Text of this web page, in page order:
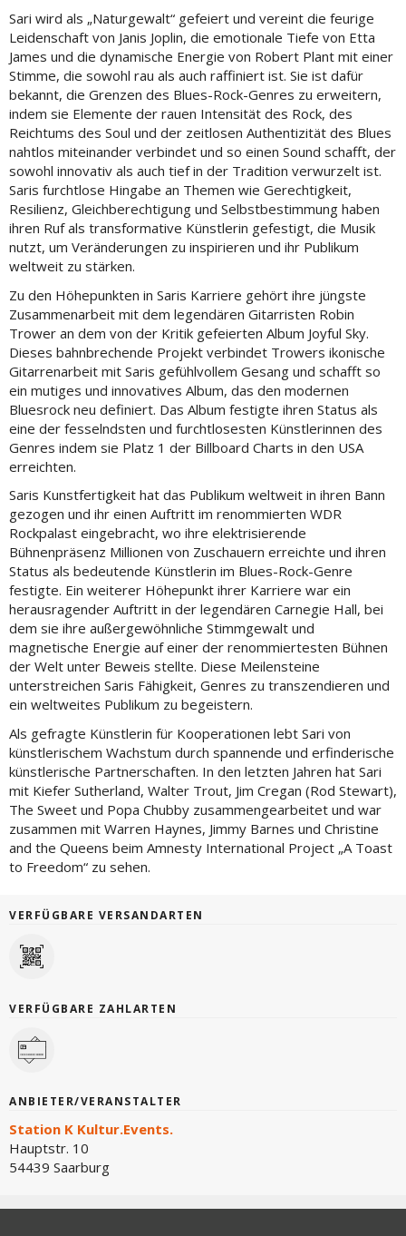
Sari wird als „Naturgewalt“ gefeiert und vereint die feurige
Leidenschaft von Janis Joplin, die emotionale Tiefe von Etta
James und die dynamische Energie von Robert Plant mit einer
Stimme, die sowohl rau als auch raffiniert ist. Sie ist dafür
bekannt, die Grenzen des Blues-Rock-Genres zu erweitern,
indem sie Elemente der rauen Intensität des Rock, des
Reichtums des Soul und der zeitlosen Authentizität des Blues
nahtlos miteinander verbindet und so einen Sound schafft, der
sowohl innovativ als auch tief in der Tradition verwurzelt ist.
Saris furchtlose Hingabe an Themen wie Gerechtigkeit,
Resilienz, Gleichberechtigung und Selbstbestimmung haben
ihren Ruf als transformative Künstlerin gefestigt, die Musik
nutzt, um Veränderungen zu inspirieren und ihr Publikum
weltweit zu stärken.
Zu den Höhepunkten in Saris Karriere gehört ihre jüngste
Zusammenarbeit mit dem legendären Gitarristen Robin
Trower an dem von der Kritik gefeierten Album Joyful Sky.
Dieses bahnbrechende Projekt verbindet Trowers ikonische
Gitarrenarbeit mit Saris gefühlvollem Gesang und schafft so
ein mutiges und innovatives Album, das den modernen
Bluesrock neu definiert. Das Album festigte ihren Status als
eine der fesselndsten und furchtlosesten Künstlerinnen des
Genres indem sie Platz 1 der Billboard Charts in den USA
erreichten.
Saris Kunstfertigkeit hat das Publikum weltweit in ihren Bann
gezogen und ihr einen Auftritt im renommierten WDR
Rockpalast eingebracht, wo ihre elektrisierende
Bühnenpräsenz Millionen von Zuschauern erreichte und ihren
Status als bedeutende Künstlerin im Blues-Rock-Genre
festigte. Ein weiterer Höhepunkt ihrer Karriere war ein
herausragender Auftritt in der legendären Carnegie Hall, bei
dem sie ihre außergewöhnliche Stimmgewalt und
magnetische Energie auf einer der renommiertesten Bühnen
der Welt unter Beweis stellte. Diese Meilensteine
unterstreichen Saris Fähigkeit, Genres zu transzendieren und
ein weltweites Publikum zu begeistern.
Als gefragte Künstlerin für Kooperationen lebt Sari von
künstlerischem Wachstum durch spannende und erfinderische
künstlerische Partnerschaften. In den letzten Jahren hat Sari
mit Kiefer Sutherland, Walter Trout, Jim Cregan (Rod Stewart),
The Sweet und Popa Chubby zusammengearbeitet und war
zusammen mit Warren Haynes, Jimmy Barnes und Christine
and the Queens beim Amnesty International Project „A Toast
to Freedom“ zu sehen.
VERFÜGBARE VERSANDARTEN
VERFÜGBARE ZAHLARTEN
ANBIETER/VERANSTALTER
Station K Kultur.Events.
Hauptstr. 10
54439 Saarburg